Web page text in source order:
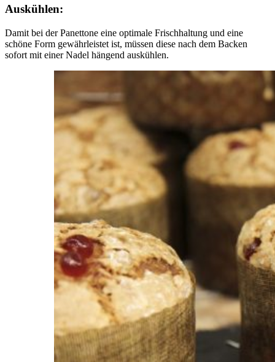
Auskühlen:
Damit bei der Panettone eine optimale Frischhaltung und eine
schöne Form gewährleistet ist, müssen diese nach dem Backen
sofort mit einer Nadel hängend auskühlen.